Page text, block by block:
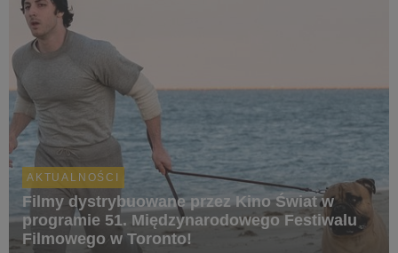
AKTUALNOŚCI
Filmy dystrybuowane przez Kino Świat w
programie 51. Międzynarodowego Festiwalu
Filmowego w Toronto!